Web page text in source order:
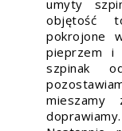
umyty
objętość
pokrojone
pieprzem i
szpinak
doprawiamy.